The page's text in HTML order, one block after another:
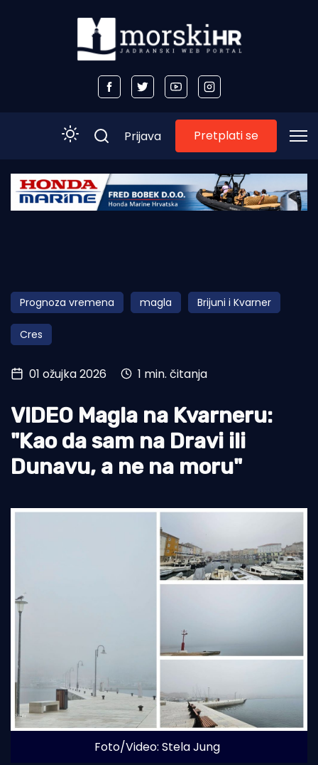
Početna
Obala
Otoci
Turizam i nautika
Pomorstvo
Ekologija
Tradicija i kultura
Prijava Pretplati se
Prognoza vremena magla Brijuni i Kvarner
Cres
01 ožujka 2026 1 min. čitanja
VIDEO Magla na Kvarneru:
"Kao da sam na Dravi ili
Dunavu, a ne na moru"
Foto/Video: Stela Jung